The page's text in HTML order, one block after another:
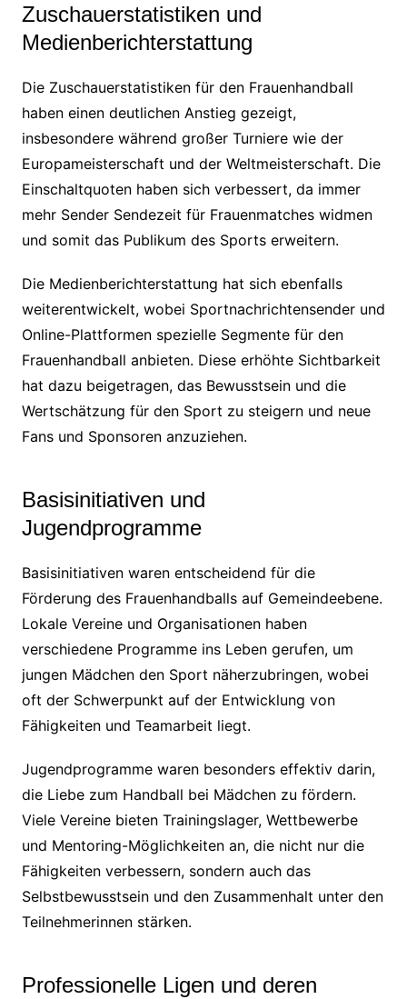
Zuschauerstatistiken und
Medienberichterstattung
Die Zuschauerstatistiken für den Frauenhandball
haben einen deutlichen Anstieg gezeigt,
insbesondere während großer Turniere wie der
Europameisterschaft und der Weltmeisterschaft. Die
Einschaltquoten haben sich verbessert, da immer
mehr Sender Sendezeit für Frauenmatches widmen
und somit das Publikum des Sports erweitern.
Die Medienberichterstattung hat sich ebenfalls
weiterentwickelt, wobei Sportnachrichtensender und
Online-Plattformen spezielle Segmente für den
Frauenhandball anbieten. Diese erhöhte Sichtbarkeit
hat dazu beigetragen, das Bewusstsein und die
Wertschätzung für den Sport zu steigern und neue
Fans und Sponsoren anzuziehen.
Basisinitiativen und
Jugendprogramme
Basisinitiativen waren entscheidend für die
Förderung des Frauenhandballs auf Gemeindeebene.
Lokale Vereine und Organisationen haben
verschiedene Programme ins Leben gerufen, um
jungen Mädchen den Sport näherzubringen, wobei
oft der Schwerpunkt auf der Entwicklung von
Fähigkeiten und Teamarbeit liegt.
Jugendprogramme waren besonders effektiv darin,
die Liebe zum Handball bei Mädchen zu fördern.
Viele Vereine bieten Trainingslager, Wettbewerbe
und Mentoring-Möglichkeiten an, die nicht nur die
Fähigkeiten verbessern, sondern auch das
Selbstbewusstsein und den Zusammenhalt unter den
Teilnehmerinnen stärken.
Professionelle Ligen und deren